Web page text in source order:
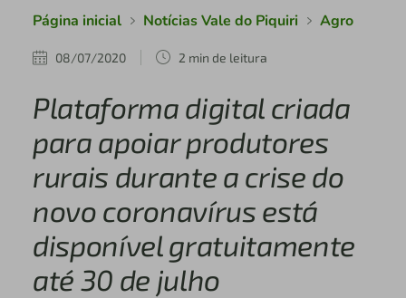
Página inicial Notícias Vale do Piquiri Agro
08/07/2020 2 min de leitura
Plataforma digital criada
para apoiar produtores
rurais durante a crise do
novo coronavírus está
disponível gratuitamente
até 30 de julho